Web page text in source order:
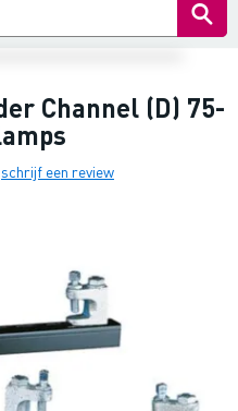
Channel (D) 75-
schrijf een review